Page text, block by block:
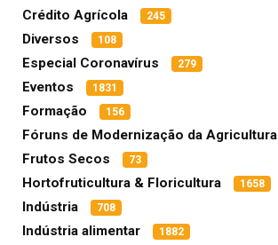
Crédito Agrícola 245
Diversos 108
Especial Coronavírus 279
Eventos 1831
Formação 156
Fóruns de Modernização da Agricultura
Frutos Secos 73
Hortofruticultura & Floricultura 1658
Indústria 708
Indústria alimentar 1882